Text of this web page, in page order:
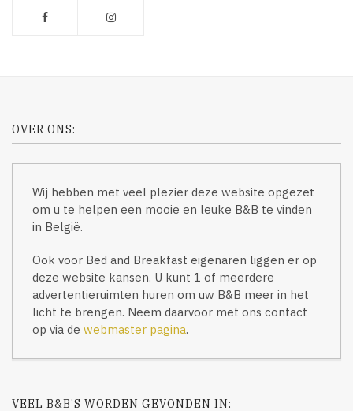
OVER ONS:
Wij hebben met veel plezier deze website opgezet
om u te helpen een mooie en leuke B&B te vinden
in België.
Ook voor Bed and Breakfast eigenaren liggen er op
deze website kansen. U kunt 1 of meerdere
advertentieruimten huren om uw B&B meer in het
licht te brengen. Neem daarvoor met ons contact
op via de webmaster pagina.
VEEL B&B’S WORDEN GEVONDEN IN: